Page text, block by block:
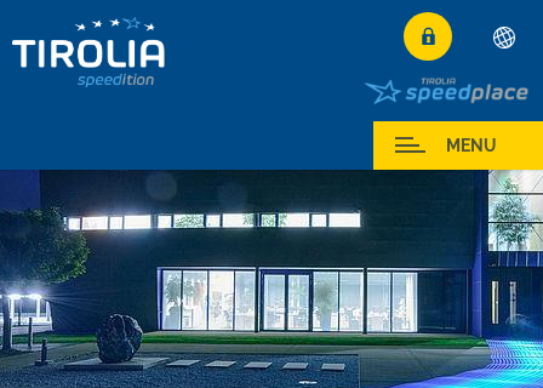
Deutsch
Română
MENU